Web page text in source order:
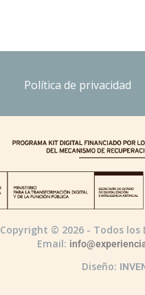
Política de privacidad
Copyright © 2026 - Todos los
Email:
Diseño: